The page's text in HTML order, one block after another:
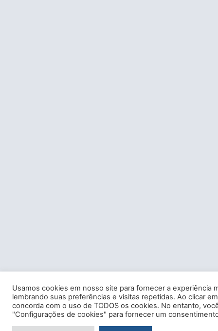
Usamos cookies em nosso site para fornecer a experiência
lembrando suas preferências e visitas repetidas. Ao clicar
concorda com o uso de TODOS os cookies. No entanto,
"Configurações de cookies" para fornecer um